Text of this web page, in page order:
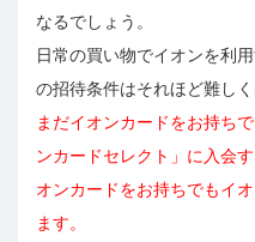
なるでしょう。
日常の買い物でイオンを利
の招待条件はそれほど難しく
まだイオンカードをお持ち
ンカードセレクト」に入会
オンカードをお持ちでもイ
ます。